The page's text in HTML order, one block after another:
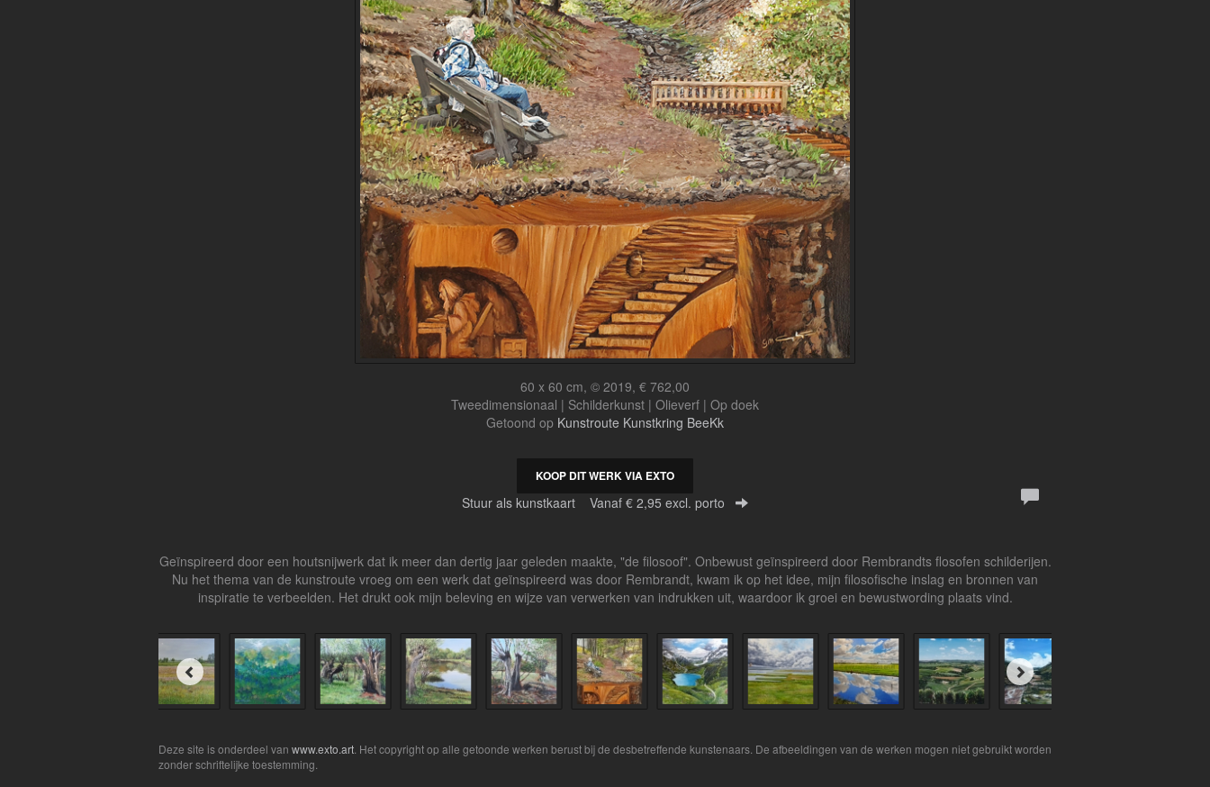
60 x 60 cm, © 2019, € 762,00
Tweedimensionaal | Schilderkunst | Olieverf | Op doek
Getoond op Kunstroute Kunstkring BeeKk
KOOP DIT WERK VIA EXTO
Stuur als kunstkaart Vanaf € 2,95 excl. porto
Geïnspireerd door een houtsnijwerk dat ik meer dan dertig jaar geleden maakte, "de filosoof". Onbewust geïnspireerd door Rembrandts flosofen schilderijen.
Nu het thema van de kunstroute vroeg om een werk dat geïnspireerd was door Rembrandt, kwam ik op het idee, mijn filosofische inslag en bronnen van
inspiratie te verbeelden. Het drukt ook mijn beleving en wijze van verwerken van indrukken uit, waardoor ik groei en bewustwording plaats vind.
Deze site is onderdeel van www.exto.art . Het copyright op alle getoonde werken berust bij de desbetreffende kunstenaars. De afbeeldingen van de werken mogen niet gebruikt worden
zonder schriftelijke toestemming.